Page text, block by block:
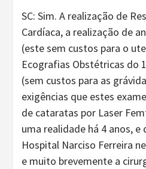
SC: Sim. A realização de
Cardíaca, a realização de
(este sem custos para o
Ecografias Obstétricas do
(sem custos para as
exigências que estes
de cataratas por Laser
uma realidade há 4 anos, e
Hospital Narciso Ferreira
e muito brevemente a